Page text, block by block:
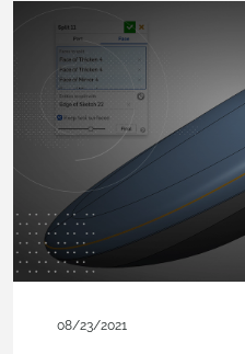
08/23/2021